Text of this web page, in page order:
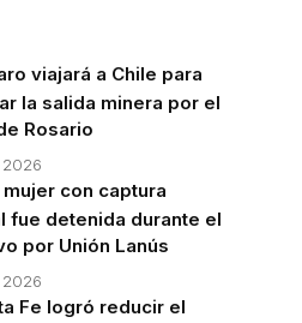
viajará a Chile para
la salida minera por el
Rosario
2026
mujer con captura
fue detenida durante el
por Unión Lanús
2026
Fe logró reducir el